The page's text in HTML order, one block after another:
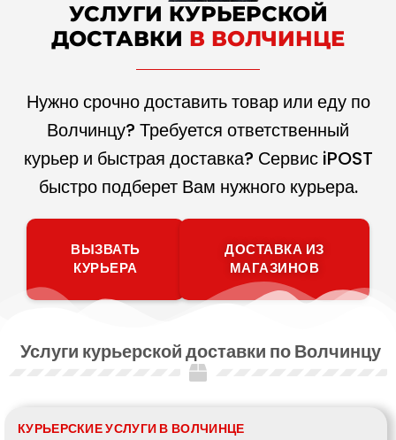
УСЛУГИ КУРЬЕРСКОЙ
ДОСТАВКИ В ВОЛЧИНЦЕ
Нужно срочно доставить товар или еду по
Волчинцу? Требуется ответственный
курьер и быстрая доставка? Сервис iPOST
быстро подберет Вам нужного курьера.
ВЫЗВАТЬ
КУРЬЕРА
ДОСТАВКА ИЗ
МАГАЗИНОВ
Услуги курьерской доставки по Волчинцу
КУРЬЕРСКИЕ УСЛУГИ В ВОЛЧИНЦЕ